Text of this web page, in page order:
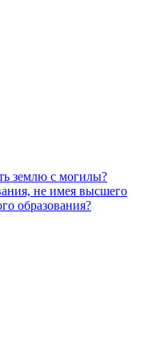
землю с могилы?
не имея высшего
образования?